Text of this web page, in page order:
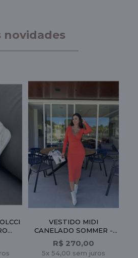
novidades
VESTIDO MIDI
CANELADO SOMMER -
LARANJA
R$ 270,00
5x 54,00 sem juros